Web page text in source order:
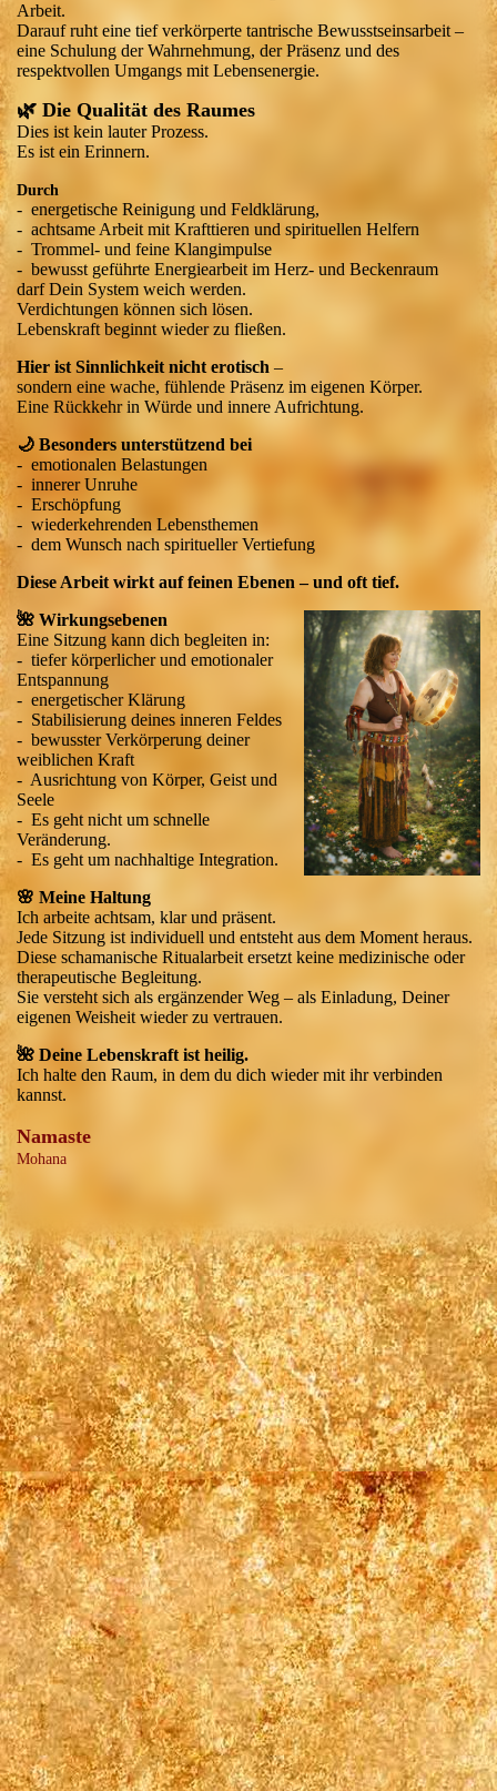
Arbeit.
Darauf ruht eine tief verkörperte tantrische Bewusstseinsarbeit –
eine Schulung der Wahrnehmung, der Präsenz und des
respektvollen Umgangs mit Lebensenergie.
🌿 Die Qualität des Raumes
Dies ist kein lauter Prozess.
Es ist ein Erinnern.
Durch
- energetische Reinigung und Feldklärung,
- achtsame Arbeit mit Krafttieren und spirituellen Helfern
- Trommel- und feine Klangimpulse
- bewusst geführte Energiearbeit im Herz- und Beckenraum
darf Dein System weich werden.
Verdichtungen können sich lösen.
Lebenskraft beginnt wieder zu fließen.
Hier ist Sinnlichkeit nicht erotisch –
sondern eine wache, fühlende Präsenz im eigenen Körper.
Eine Rückkehr in Würde und innere Aufrichtung.
🌙 Besonders unterstützend bei
- emotionalen Belastungen
- innerer Unruhe
- Erschöpfung
- wiederkehrenden Lebensthemen
- dem Wunsch nach spiritueller Vertiefung
Diese Arbeit wirkt auf feinen Ebenen – und oft tief.
🌺 Wirkungsebenen
Eine Sitzung kann dich begleiten in:
- tiefer körperlicher und emotionaler
Entspannung
- energetischer Klärung
- Stabilisierung deines inneren Feldes
- bewusster Verkörperung deiner
weiblichen Kraft
- Ausrichtung von Körper, Geist und
Seele
- Es geht nicht um schnelle
Veränderung.
- Es geht um nachhaltige Integration.
🌸 Meine Haltung
Ich arbeite achtsam, klar und präsent.
Jede Sitzung ist individuell und entsteht aus dem Moment heraus.
Diese schamanische Ritualarbeit ersetzt keine medizinische oder
therapeutische Begleitung.
Sie versteht sich als ergänzender Weg – als Einladung, Deiner
eigenen Weisheit wieder zu vertrauen.
🌺 Deine Lebenskraft ist heilig.
Ich halte den Raum, in dem du dich wieder mit ihr verbinden
kannst.
Namaste
Mohana